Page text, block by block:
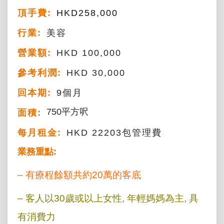
頂手費:
HKD258,000
行業:
美容
營業額:
HKD 100,000
參考利潤:
HKD 30,000
回本期:
9個月
面積:
750平方呎
每月租金:
HKD 22203包管理費
業務重點:
– 有療程餘額共約20萬的客底
– 客人以30歲或以上女性, 年輕媽媽為主, 具
有消費力